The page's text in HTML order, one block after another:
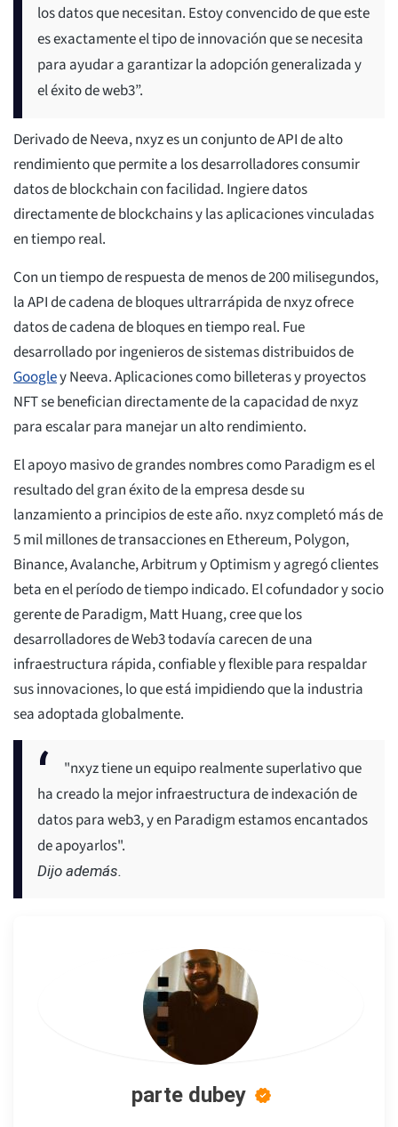
los datos que necesitan. Estoy convencido de que este
es exactamente el tipo de innovación que se necesita
para ayudar a garantizar la adopción generalizada y
el éxito de web3”.
Derivado de Neeva, nxyz es un conjunto de API de alto
rendimiento que permite a los desarrolladores consumir
datos de blockchain con facilidad. Ingiere datos
directamente de blockchains y las aplicaciones vinculadas
en tiempo real.
Con un tiempo de respuesta de menos de 200 milisegundos,
la API de cadena de bloques ultrarrápida de nxyz ofrece
datos de cadena de bloques en tiempo real. Fue
desarrollado por ingenieros de sistemas distribuidos de
Googley Neeva. Aplicaciones como billeteras y proyectos
NFT se benefician directamente de la capacidad de nxyz
para escalar para manejar un alto rendimiento.
El apoyo masivo de grandes nombres como Paradigm es el
resultado del gran éxito de la empresa desde su
lanzamiento a principios de este año. nxyz completó más de
5 mil millones de transacciones en Ethereum, Polygon,
Binance, Avalanche, Arbitrum y Optimism y agregó clientes
beta en el período de tiempo indicado. El cofundador y socio
gerente de Paradigm, Matt Huang, cree que los
desarrolladores de Web3 todavía carecen de una
infraestructura rápida, confiable y flexible para respaldar
sus innovaciones, lo que está impidiendo que la industria
sea adoptada globalmente.
"nxyz tiene un equipo realmente superlativo que
ha creado la mejor infraestructura de indexación de
datos para web3, y en Paradigm estamos encantados
de apoyarlos".
Dijo además.
parte dubey